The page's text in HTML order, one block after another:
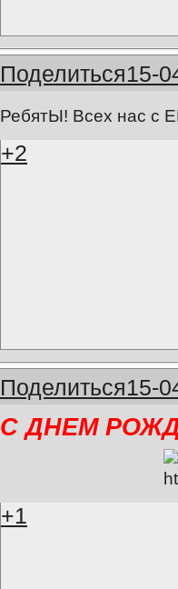
Поделиться15-
РебятЫ! Всех нас с
+2
Поделиться15-
С ДНЕМ
+1